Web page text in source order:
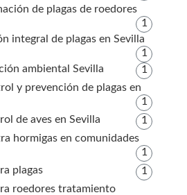
de plagas de roedores
1
integral de plagas en Sevilla
1
ambiental Sevilla
1
y prevención de plagas en
1
de aves en Sevilla
1
hormigas en comunidades
1
plagas
1
roedores tratamiento